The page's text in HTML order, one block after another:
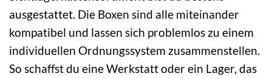
ausgestattet. Die Boxen sind alle miteinander
kompatibel und lassen sich problemlos zu einem
individuellen Ordnungssystem zusammenstellen.
So schaffst du eine Werkstatt oder ein Lager, das